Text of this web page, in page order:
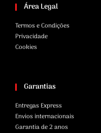
Área Legal
Termos e Condições
Privacidade
Cookies
Garantias
Entregas Express
Envios internacionais
Garantia de 2 anos